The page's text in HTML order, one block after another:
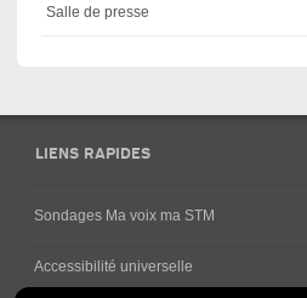
Salle de presse
LIENS RAPIDES
Sondages Ma voix ma STM
Accessibilité universelle